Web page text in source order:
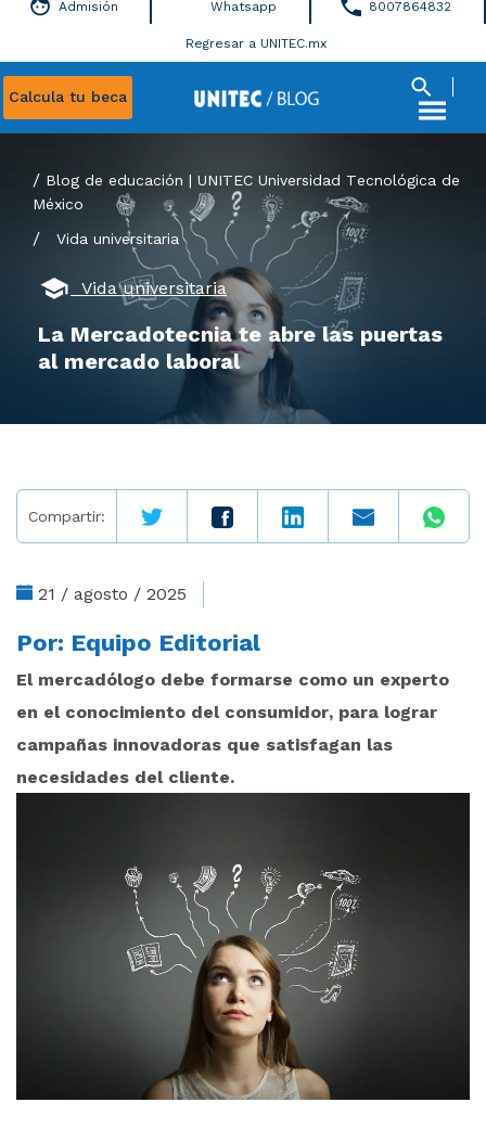
Calcula tu beca
Admisión Whatsapp 8007864832
Regresar a UNITEC.mx
Blog de educación | UNITEC Universidad Tecnológica de
México
/ Vida universitaria
Vida universitaria
La Mercadotecnia te abre las puertas
al mercado laboral
Compartir:
21 / agosto / 2025
Por: Equipo Editorial
El mercadólogo debe formarse como un experto
en el conocimiento del consumidor, para lograr
campañas innovadoras que satisfagan las
necesidades del cliente.